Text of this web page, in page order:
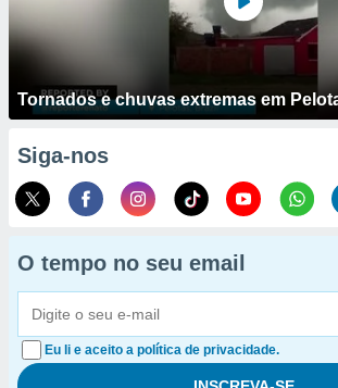
Tornados e chuvas extremas em
Siga-nos
O tempo no seu email
Eu li e aceito a política de privacidade.